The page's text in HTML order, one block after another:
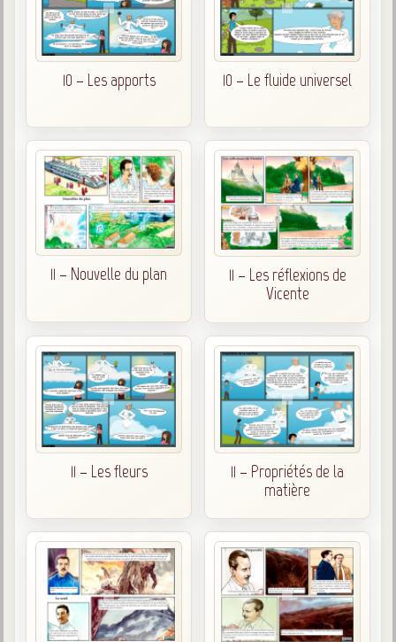
10 – Les apports 10 – Le fluide universel
11 – Nouvelle du plan
11 – Les réflexions de
Vicente
11 – Les fleurs
11 – Propriétés de la
matière